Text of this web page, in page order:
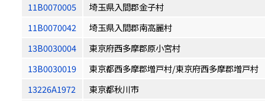
11B0070005
埼玉県入間郡金子村
11B0070042
埼玉県入間郡南高麗村
13B0030004
東京府西多摩郡原小宮村
13B0030019
東京都西多摩郡増戸村/東京府西多摩郡増戸村
13226A1972
東京都秋川市